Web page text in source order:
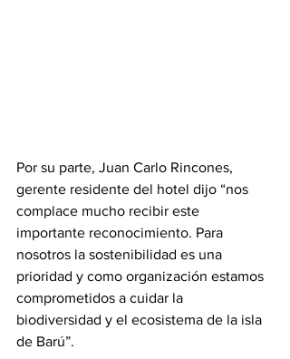
Por su parte, Juan Carlo Rincones,
gerente residente del hotel dijo “nos
complace mucho recibir este
importante reconocimiento. Para
nosotros la sostenibilidad es una
prioridad y como organización estamos
comprometidos a cuidar la
biodiversidad y el ecosistema de la isla
de Barú”.